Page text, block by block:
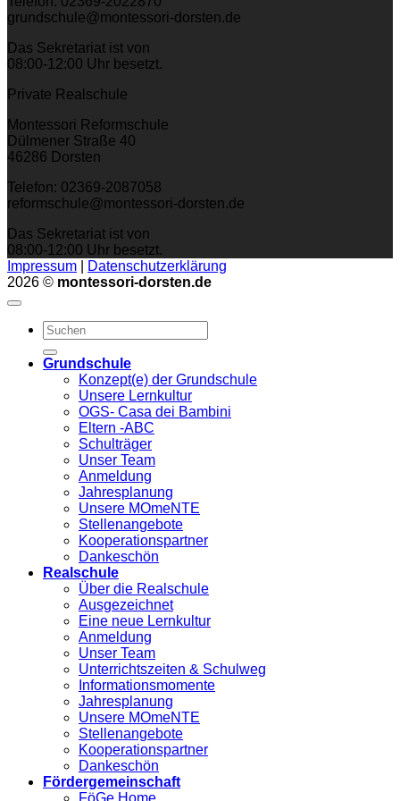
grundschule@montessori-dorsten.de
Das Sekretariat ist von
08:00-12:00 Uhr besetzt.
Private Realschule
Montessori Reformschule
Dülmener Straße 40
46286 Dorsten
Telefon: 02369-2087058
reformschule@montessori-dorsten.de
Das Sekretariat ist von
08:00-12:00 Uhr besetzt.
Impressum
Datenschutzerklärung
2026 © montessori-dorsten.de
Grundschule
Konzept(e) der Grundschule
Unsere Lernkultur
OGS- Casa dei Bambini
Eltern -ABC
Schulträger
Unser Team
Anmeldung
Jahresplanung
Unsere MOmeNTE
Stellenangebote
Kooperationspartner
Dankeschön
Realschule
Über die Realschule
Ausgezeichnet
Eine neue Lernkultur
Anmeldung
Unser Team
Unterrichtszeiten & Schulweg
Informationsmomente
Jahresplanung
Unsere MOmeNTE
Stellenangebote
Kooperationspartner
Dankeschön
Fördergemeinschaft